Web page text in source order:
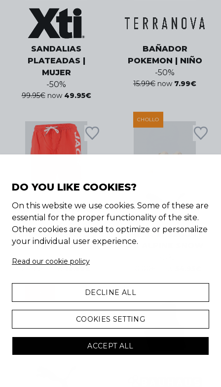
SANDALIAS
PLATEADAS |
MUJER
-50%
99.95€ now 49.95€
BAÑADOR
POKEMON | NIÑO
-50%
15.99€ now 7.99€
BAÑADOR ROJO |
HOMBRE
-32%
CHOLLO
PUMA SPEEDCAT
OG ALPINE SNOW
DO YOU LIKE COOKIES?
On this website we use cookies. Some of these are
essential for the proper functionality of the site.
Other cookies are used to optimize or personalize
your individual user experience.
Read our cookie policy
DECLINE ALL
COOKIES SETTING
ACCEPT ALL